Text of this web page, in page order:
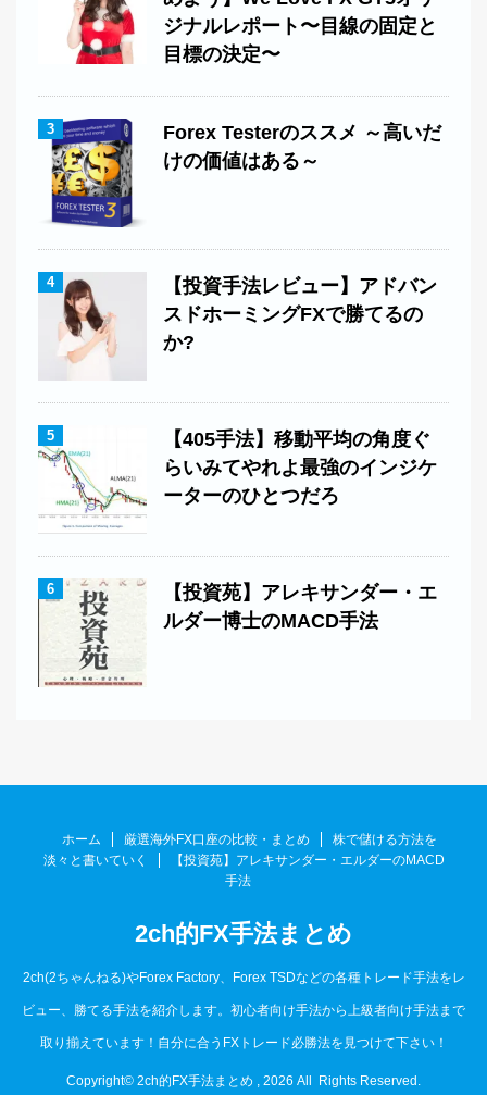
ジナルレポート〜目線の固定と
目標の決定〜
3
Forex Testerのススメ ～高いだ
けの価値はある～
4
【投資手法レビュー】アドバン
スドホーミングFXで勝てるの
か?
5
【405手法】移動平均の角度ぐ
らいみてやれよ最強のインジケ
ーターのひとつだろ
6
【投資苑】アレキサンダー・エ
ルダー博士のMACD手法
ホーム 厳選海外FX口座の比較・まとめ
株で儲ける方法を
淡々と書いていく
【投資苑】アレキサンダー・エルダーのMACD
手法
2ch的FX手法まとめ
2ch(2ちゃんねる)やForex Factory、Forex TSDなどの各種トレード手法をレ
ビュー、勝てる手法を紹介します。初心者向け手法から上級者向け手法まで
取り揃えています！自分に合うFXトレード必勝法を見つけて下さい！
Copyright© 2ch的FX手法まとめ , 2026 All Rights Reserved.